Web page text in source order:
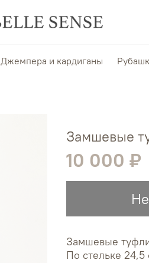
Джемпера и кардиганы
Замшевые
10 000 ₽
Замшевые
По стельке